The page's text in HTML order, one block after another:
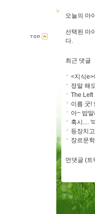
오늘의 마
선택된 마
다.
최근 댓글
<지식e>
정말 해
The Left
이름 굿!
아~ 밥
혹시.... '
등장치
장르문
먼댓글 (트